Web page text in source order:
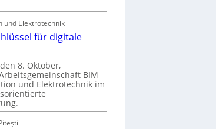
und Elektrotechnik
für digitale
8. Oktober,
BIM
und Elektrotechnik im